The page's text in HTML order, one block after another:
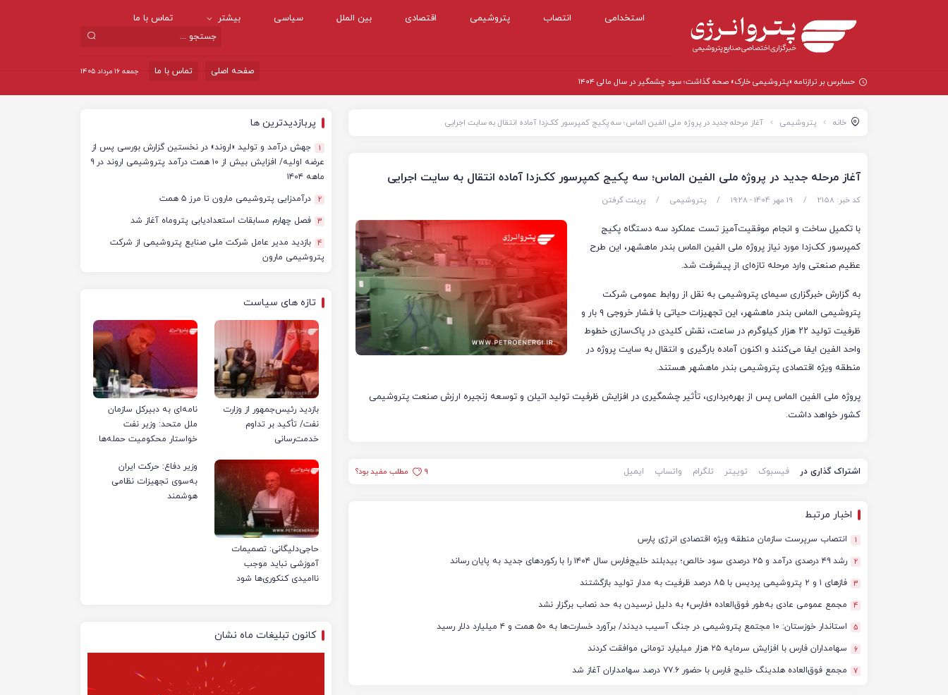
استخدامی انتصاب پتروشیمی اقتصادی بین الملل سیاسی بیشتر تماس با ما
جمعه ۱۶ مرداد ۱۴۰۵ تماس با ما
صفحه اصلی
حسابرس بر ترازنامه «پتروشیمی خارک» صحه گذاشت؛ سود چشمگیر در سال مالی ۱۴۰۴
خانه پتروشیمی آغاز مرحله جدید در پروژه ملی الفین الماس؛ سه پکیج کمپرسور کک‌زدا آماده انتقال به سایت اجرایی
آغاز مرحله جدید در پروژه ملی الفین الماس؛ سه پکیج کمپرسور کک‌زدا آماده انتقال به سایت اجرایی
کد خبر: 2158 / 19 مهر 1404 - ۱۹:۲۸ / پتروشیمی / پرینت گرفتن
با تکمیل ساخت و انجام موفقیت‌آمیز تست عملکرد سه دستگاه پکیج
کمپرسور کک‌زدا مورد نیاز پروژه ملی الفین الماس بندر ماهشهر، این طرح
عظیم صنعتی وارد مرحله تازه‌ای از پیشرفت شد.
به گزارش خبرگزاری سیمای پتروشیمی به نقل از روابط عمومی شرکت
پتروشیمی الماس بندر ماهشهر، این تجهیزات حیاتی با فشار خروجی ۹ بار و
ظرفیت تولید ۲۲ هزار کیلوگرم در ساعت، نقش کلیدی در پاک‌سازی خطوط
واحد الفین ایفا می‌کنند و اکنون آماده بارگیری و انتقال به سایت پروژه در
منطقه ویژه اقتصادی پتروشیمی بندر ماهشهر هستند.
پروژه ملی الفین الماس پس از بهره‌برداری، تأثیر چشمگیری در افزایش ظرفیت تولید اتیلن و توسعه زنجیره ارزش صنعت پتروشیمی
کشور خواهد داشت.
اشتراک گذاری در فیسبوک توییتر تلگرام واتساپ ایمیل 9 مطلب مفید بود؟
اخبار مرتبط
1 انتصاب سرپرست سازمان منطقه ویژه اقتصادی انرژی پارس
2 رشد ۴۹ درصدی درآمد و ۲۵ درصدی سود خالص؛ بیدبلند خلیج‌فارس سال ۱۴۰۴ را با رکوردهای جدید به پایان رساند
3 فازهای ۱ و ۲ پتروشیمی پردیس با ۸۵ درصد ظرفیت به مدار تولید بازگشتند
4 مجمع عمومی عادی به‌طور فوق‌العاده «فارس» به دلیل نرسیدن به حد نصاب برگزار نشد
5 استاندار خوزستان: ۱۰ مجتمع پتروشیمی در جنگ آسیب دیدند/ برآورد خسارت‌ها به ۵۰ همت و ۴ میلیارد دلار رسید
6 سهامداران فارس با افزایش سرمایه ۲۵ هزار میلیارد تومانی موافقت کردند
7 مجمع فوق‌العاده هلدینگ خلیج فارس با حضور ۷۷.۶ درصد سهامداران آغاز شد
پربازدیدترین ها
1
جهش درآمد و تولید «اروند» در نخستین گزارش بورسی پس از
عرضه اولیه/ افزایش بیش از ۱۰ همت درآمد پتروشیمی اروند در ۹
ماهه ۱۴۰۴
2 درآمدزایی پتروشیمی مارون تا مرز ۵ همت
3 فصل چهارم مسابقات استعدادیابی پتروماه آغاز شد
4 بازدید مدیر عامل شرکت ملی صنایع پتروشیمی از شرکت
پتروشیمی مارون
تازه های سیاست
بازدید رئیس‌جمهور از وزارت
نفت/ تأکید بر تداوم
خدمت‌رسانی
نامه‌ای به دبیرکل سازمان
ملل متحد: وزیر نفت
خواستار محکومیت حمله‌ها
ایران شد
حاجی‌دلیگانی: تصمیمات
آموزشی نباید موجب
ناامیدی کنکوری‌ها شود
وزیر دفاع: حرکت ایران
به‌سوی تجهیزات نظامی
هوشمند
کانون تبلیغات ماه نشان